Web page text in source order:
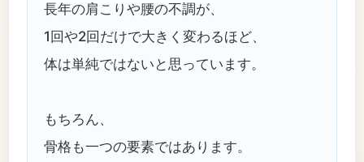
長年の肩こりや腰の不調が、
1回や2回だけで大きく変わるほど、
体は単純ではないと思っています。
もちろん、
骨格も一つの要素ではあります。